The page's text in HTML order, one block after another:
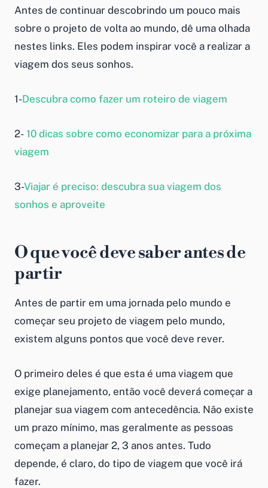
Antes de continuar descobrindo um pouco mais
sobre o projeto de volta ao mundo, dê uma olhada
nestes links. Eles podem inspirar você a realizar a
viagem dos seus sonhos.
1-Descubra como fazer um roteiro de viagem
2- 10 dicas sobre como economizar para a próxima
viagem
3-Viajar é preciso: descubra sua viagem dos
sonhos e aproveite
O que você deve saber antes de
partir
Antes de partir em uma jornada pelo mundo e
começar seu projeto de viagem pelo mundo,
existem alguns pontos que você deve rever.
O primeiro deles é que esta é uma viagem que
exige planejamento, então você deverá começar a
planejar sua viagem com antecedência. Não existe
um prazo mínimo, mas geralmente as pessoas
começam a planejar 2, 3 anos antes. Tudo
depende, é claro, do tipo de viagem que você irá
fazer.